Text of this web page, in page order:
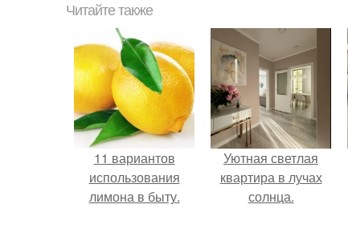
Читайте также
11 вариантов
использования
лимона в быту.
Уютная светлая
квартира в лучах
солнца.